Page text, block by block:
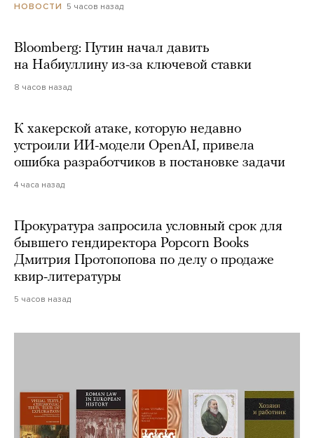
НОВОСТИ 5 часов назад
Bloomberg: Путин начал давить
на Набиуллину из-за ключевой ставки
8 часов назад
К хакерской атаке, которую недавно
устроили ИИ-модели OpenAI, привела
ошибка разработчиков в постановке задачи
4 часа назад
Прокуратура запросила условный срок для
бывшего гендиректора Popcorn Books
Дмитрия Протопопова по делу о продаже
квир-литературы
5 часов назад